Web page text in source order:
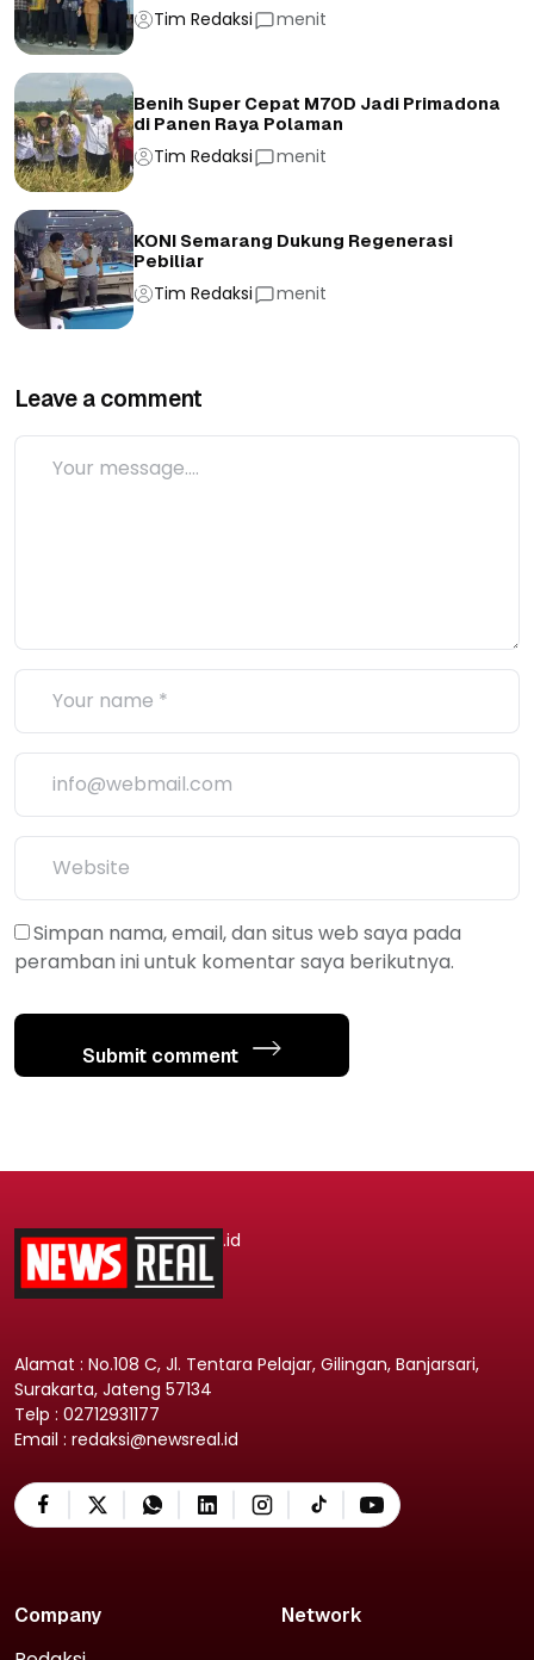
Tim Redaksi menit
Benih Super Cepat M70D Jadi Primadona
di Panen Raya Polaman
Tim Redaksi menit
KONI Semarang Dukung Regenerasi
Pebiliar
Tim Redaksi menit
Leave a comment
Simpan nama, email, dan situs web saya pada
peramban ini untuk komentar saya berikutnya.
Submit comment
.id
Alamat : No.108 C, Jl. Tentara Pelajar, Gilingan, Banjarsari,
Surakarta, Jateng 57134
Telp : 02712931177
Email : redaksi@newsreal.id
Company Network